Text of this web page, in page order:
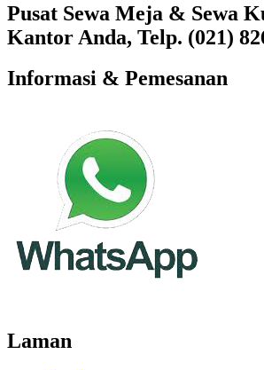
Pusat Sewa Meja & Sewa
Kantor Anda, Telp. (021)
Informasi & Pemesanan
Laman